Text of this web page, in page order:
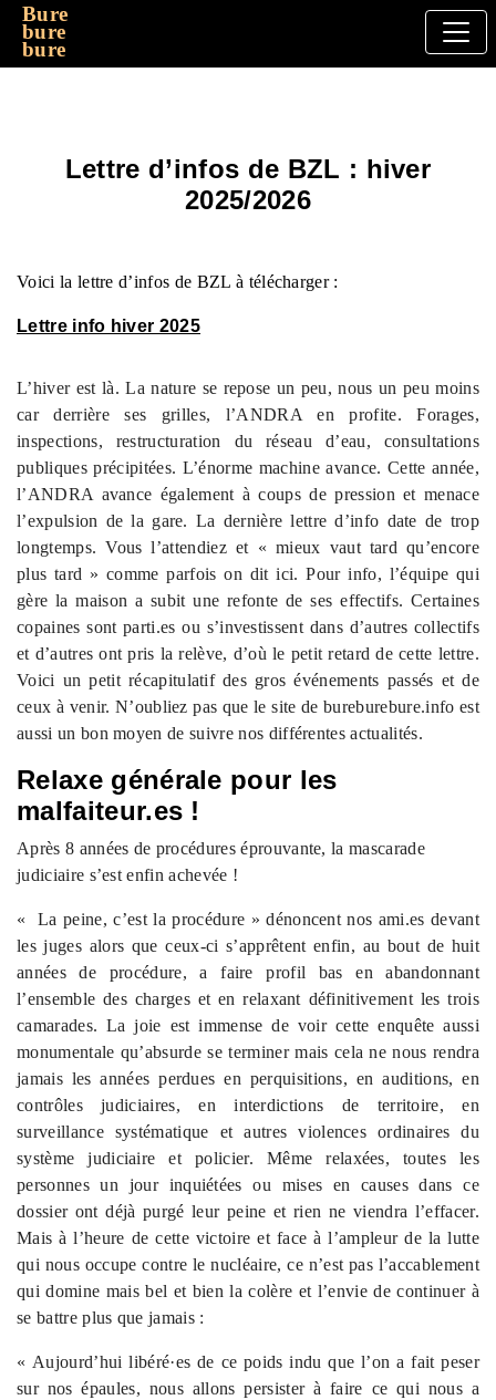
Bure
bure
bure
Lettre d’infos de BZL : hiver
2025/2026
Voici la lettre d’infos de BZL à télécharger :
Lettre info hiver 2025
L’hiver est là. La nature se repose un peu, nous un peu moins
car derrière ses grilles, l’ANDRA en profite. Forages,
inspections, restructuration du réseau d’eau, consultations
publiques précipitées. L’énorme machine avance. Cette année,
l’ANDRA avance également à coups de pression et menace
l’expulsion de la gare. La dernière lettre d’info date de trop
longtemps. Vous l’attendiez et « mieux vaut tard qu’encore
plus tard » comme parfois on dit ici. Pour info, l’équipe qui
gère la maison a subit une refonte de ses effectifs. Certaines
copaines sont parti.es ou s’investissent dans d’autres collectifs
et d’autres ont pris la relève, d’où le petit retard de cette lettre.
Voici un petit récapitulatif des gros événements passés et de
ceux à venir. N’oubliez pas que le site de bureburebure.info est
aussi un bon moyen de suivre nos différentes actualités.
Relaxe générale pour les
malfaiteur.es !
Après 8 années de procédures éprouvante, la mascarade
judiciaire s’est enfin achevée !
« La peine, c’est la procédure » dénoncent nos ami.es devant
les juges alors que ceux-ci s’apprêtent enfin, au bout de huit
années de procédure, a faire profil bas en abandonnant
l’ensemble des charges et en relaxant définitivement les trois
camarades. La joie est immense de voir cette enquête aussi
monumentale qu’absurde se terminer mais cela ne nous rendra
jamais les années perdues en perquisitions, en auditions, en
contrôles judiciaires, en interdictions de territoire, en
surveillance systématique et autres violences ordinaires du
système judiciaire et policier. Même relaxées, toutes les
personnes un jour inquiétées ou mises en causes dans ce
dossier ont déjà purgé leur peine et rien ne viendra l’effacer.
Mais à l’heure de cette victoire et face à l’ampleur de la lutte
qui nous occupe contre le nucléaire, ce n’est pas l’accablement
qui domine mais bel et bien la colère et l’envie de continuer à
se battre plus que jamais :
« Aujourd’hui libéré·es de ce poids indu que l’on a fait peser
sur nos épaules, nous allons persister à faire ce qui nous a